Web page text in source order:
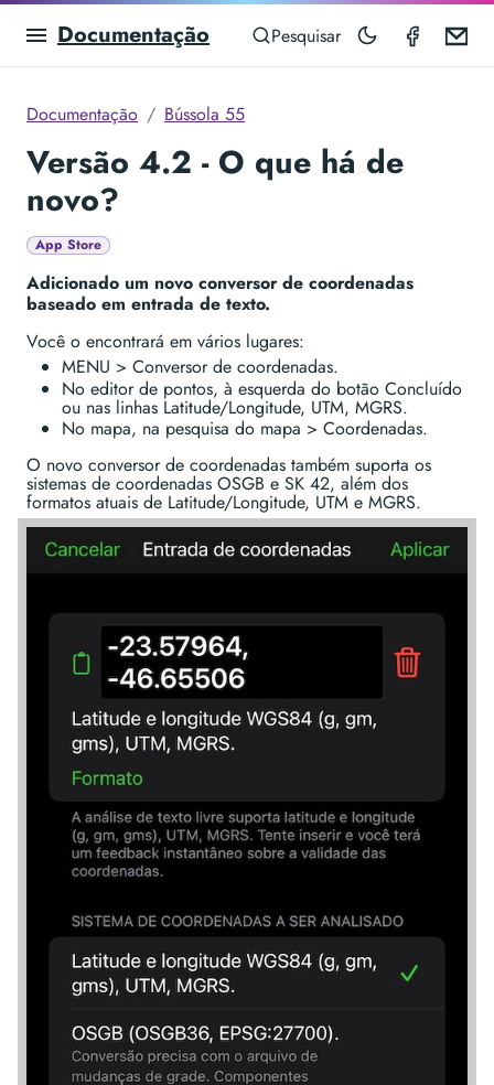
Documentação Pesquisar
Documentação Bússola 55
Versão 4.2 - O que há de
novo?
App Store
Adicionado um novo conversor de coordenadas
baseado em entrada de texto.
Você o encontrará em vários lugares:
MENU > Conversor de coordenadas.
No editor de pontos, à esquerda do botão Concluído
ou nas linhas Latitude/Longitude, UTM, MGRS.
No mapa, na pesquisa do mapa > Coordenadas.
O novo conversor de coordenadas também suporta os
sistemas de coordenadas OSGB e SK 42, além dos
formatos atuais de Latitude/Longitude, UTM e MGRS.